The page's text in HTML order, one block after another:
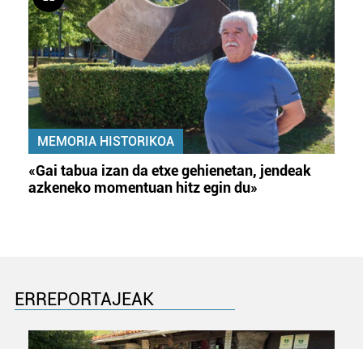
MEMORIA HISTORIKOA
«Gai tabua izan da etxe gehienetan, jendeak
azkeneko momentuan hitz egin du»
ERREPORTAJEAK